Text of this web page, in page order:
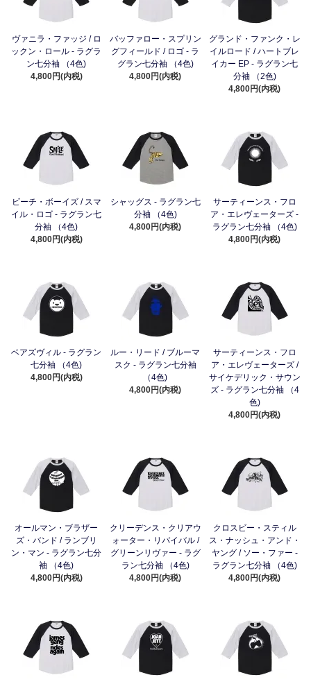
ヴァニラ・ファッジ / ロ
ックン・ロール - ラグラ
ン七分袖 （4色)
4,800円(内税)
バッファロー・スプリン
グフィールド / ロゴ - ラ
グラン七分袖 （4色)
4,800円(内税)
グランド・ファンク・レ
イルロード / ハートブレ
イカー EP - ラグラン七
分袖 （2色)
4,800円(内税)
ビーチ・ボーイズ / スマ
イル・ロゴ - ラグラン七
分袖 （4色)
4,800円(内税)
シャッグス - ラグラン七
分袖 （4色)
4,800円(内税)
サーティーンス・フロ
ア・エレヴェーターズ -
ラグラン七分袖 （4色)
4,800円(内税)
ベアズヴィル - ラグラン
七分袖 （4色)
4,800円(内税)
ルー・リード / ブルーマ
スク - ラグラン七分袖
（4色)
4,800円(内税)
サーティーンス・フロ
ア・エレヴェーターズ /
サイケデリック・サウン
ズ - ラグラン七分袖 （4
色)
4,800円(内税)
オールマン・ブラザー
ズ・バンド / ランブリ
ン・マン - ラグラン七分
袖 （4色)
4,800円(内税)
クリーデンス・クリアウ
ォーター・リバイバル /
グリーンリヴァー - ラグ
ラン七分袖 （4色)
4,800円(内税)
クロスビー・スティル
ス・ナッシュ・アンド・
ヤング / ソー・ファー -
ラグラン七分袖 （4色)
4,800円(内税)